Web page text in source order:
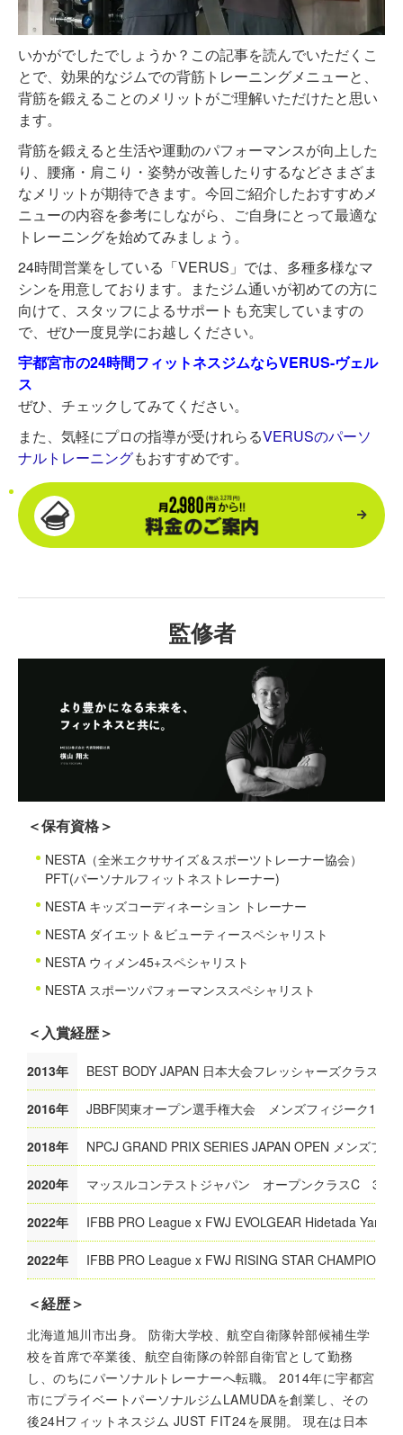
いかがでしたでしょうか？この記事を読んでいただくこ
とで、効果的なジムでの背筋トレーニングメニューと、
背筋を鍛えることのメリットがご理解いただけたと思い
ます。
背筋を鍛えると生活や運動のパフォーマンスが向上した
り、腰痛・肩こり・姿勢が改善したりするなどさまざま
なメリットが期待できます。今回ご紹介したおすすめメ
ニューの内容を参考にしながら、ご自身にとって最適な
トレーニングを始めてみましょう。
24時間営業をしている「VERUS」では、多種多様なマ
シンを用意しております。またジム通いが初めての方に
向けて、スタッフによるサポートも充実していますの
で、ぜひ一度見学にお越しください。
宇都宮市の24時間フィットネスジムならVERUS-ヴェル
ス
ぜひ、チェックしてみてください。
また、気軽にプロの指導が受けれらるVERUSのパーソ
ナルトレーニングもおすすめです。
監修者
＜保有資格＞
NESTA（全米エクササイズ＆スポーツトレーナー協会）
PFT(パーソナルフィットネストレーナー)
NESTA キッズコーディネーション トレーナー
NESTA ダイエット＆ビューティースペシャリスト
NESTA ウィメン45+スペシャリスト
NESTA スポーツパフォーマンススペシャリスト
＜入賞経歴＞
2013年 BEST BODY JAPAN 日本大会フレッシャーズクラス
2016年 JBBF関東オープン選手権大会 メンズフィジーク
2018年 NPCJ GRAND PRIX SERIES JAPAN OPEN メンズフィ
2020年 マッスルコンテストジャパン オープンクラスC 3位
2022年 IFBB PRO League x FWJ EVOLGEAR Hidetada
2022年 IFBB PRO League x FWJ RISING STAR
＜経歴＞
北海道旭川市出身。 防衛大学校、航空自衛隊幹部候補生学
校を首席で卒業後、航空自衛隊の幹部自衛官として勤務
し、のちにパーソナルトレーナーへ転職。 2014年に宇都宮
市にプライベートパーソナルジムLAMUDAを創業し、その
後24Hフィットネスジム JUST FIT24を展開。 現在は日本